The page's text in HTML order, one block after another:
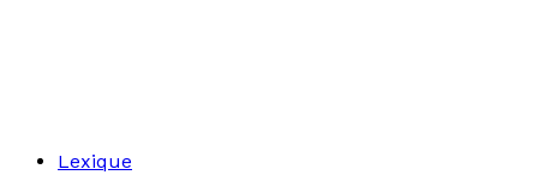
Lexique